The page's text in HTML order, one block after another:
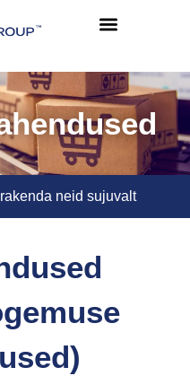
neid sujuvalt